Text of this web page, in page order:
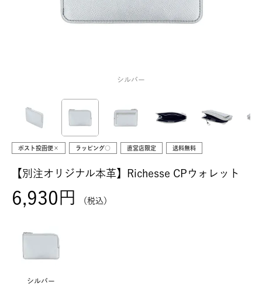
シルバー
ポスト投函便× ラッピング○ 直営店限定 送料無料
【別注オリジナル本革】Richesse CPウォレット
6,930 税込
シルバー